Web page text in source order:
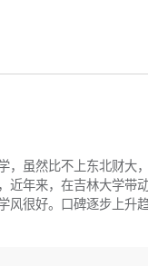
，虽然比不上东北财大
近年来，在吉林大学带
风很好。口碑逐步上升趋